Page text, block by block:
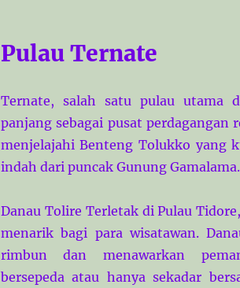
Pulau Ternate
Ternate, salah satu pulau utama
panjang sebagai pusat
menjelajahi Benteng Tolukko yang
indah dari puncak Gunung Gamalama.
Danau Tolire Terletak di Pulau
menarik bagi para wisatawan.
rimbun dan menawarkan
bersepeda atau hanya sekadar